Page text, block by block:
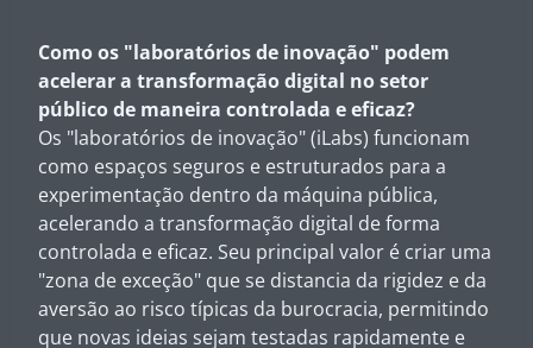
Como os "laboratórios de inovação" podem
acelerar a transformação digital no setor
público de maneira controlada e eficaz?
Os "laboratórios de inovação" (iLabs) funcionam
como espaços seguros e estruturados para a
experimentação dentro da máquina pública,
acelerando a transformação digital de forma
controlada e eficaz. Seu principal valor é criar uma
"zona de exceção" que se distancia da rigidez e da
aversão ao risco típicas da burocracia, permitindo
que novas ideias sejam testadas rapidamente e